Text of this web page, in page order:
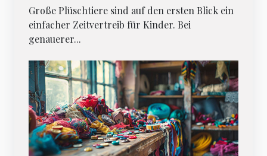
Große Plüschtiere sind auf den ersten Blick ein
einfacher Zeitvertreib für Kinder. Bei
genauerer...